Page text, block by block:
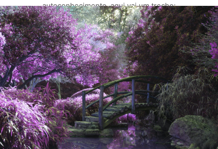
autoconhecimento, aqui vai um trecho:
“Líder não é, de forma alguma, um mero cargo, mas
uma verdadeira jornada interior. Nesse percurso,
entendemos nossa missão de alma, refletimos
sobre o legado que desejamos deixar e nos
questionamos sobre como podemos contribuir para
a melhoria do mundo. A todo momento, somos
líderes, mas que tipo de líder escolhemos ser?.”
Leia mais